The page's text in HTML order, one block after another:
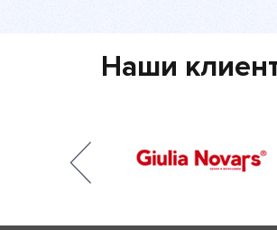
Наши